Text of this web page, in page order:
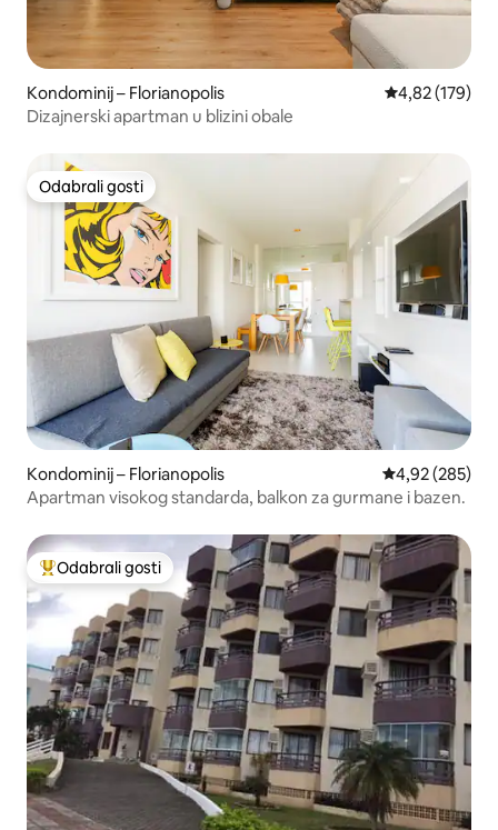
Kondominij – Florianopolis Prosječna
4,82 (179)
Dizajnerski apartman u blizini obale
Odabrali gosti
Odabrali gosti
Kondominij – Florianopolis Prosječna
4,92 (285)
Apartman visokog standarda, balkon za gurmane i bazen.
Među najviše rangiranima s oznakom „Odabrali gosti”
Odabrali gosti